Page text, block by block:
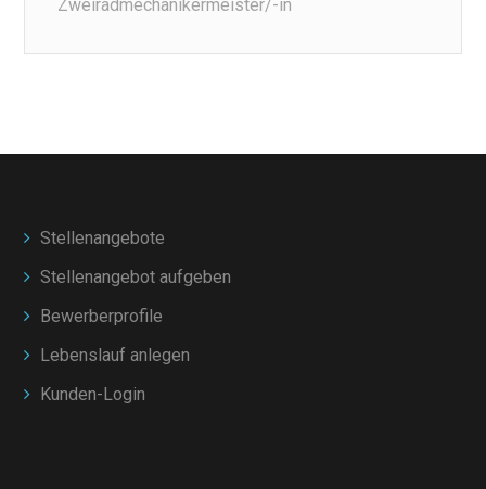
Zweiradmechanikermeister/-in
Stellenangebote
Stellenangebot aufgeben
Bewerberprofile
Lebenslauf anlegen
Kunden-Login